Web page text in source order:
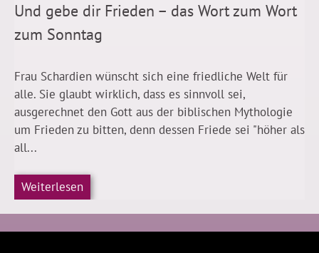
Und gebe dir Frieden – das Wort zum Wort
zum Sonntag
Frau Schardien wünscht sich eine friedliche Welt für
alle. Sie glaubt wirklich, dass es sinnvoll sei,
ausgerechnet den Gott aus der biblischen Mythologie
um Frieden zu bitten, denn dessen Friede sei "höher als
all...
Weiterlesen